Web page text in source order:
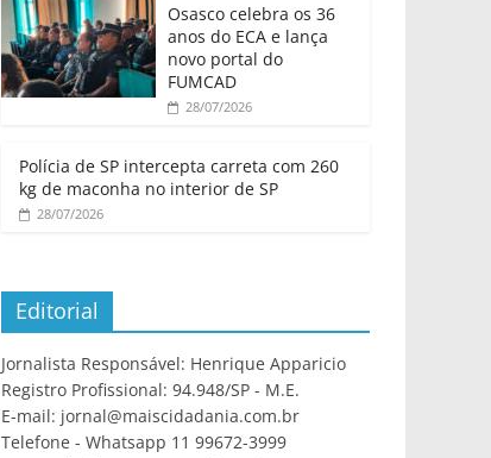
Osasco celebra os 36
anos do ECA e lança
novo portal do
FUMCAD
28/07/2026
Polícia de SP intercepta carreta com 260
kg de maconha no interior de SP
28/07/2026
Editorial
Jornalista Responsável: Henrique Apparicio
Registro Profissional: 94.948/SP - M.E.
E-mail: jornal@maiscidadania.com.br
Telefone - Whatsapp 11 99672-3999